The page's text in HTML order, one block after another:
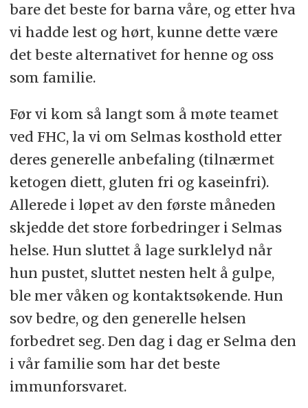
bare det beste for barna våre, og etter hva
vi hadde lest og hørt, kunne dette være
det beste alternativet for henne og oss
som familie.
Før vi kom så langt som å møte teamet
ved FHC, la vi om Selmas kosthold etter
deres generelle anbefaling (tilnærmet
ketogen diett, gluten fri og kaseinfri).
Allerede i løpet av den første måneden
skjedde det store forbedringer i Selmas
helse. Hun sluttet å lage surklelyd når
hun pustet, sluttet nesten helt å gulpe,
ble mer våken og kontaktsøkende. Hun
sov bedre, og den generelle helsen
forbedret seg. Den dag i dag er Selma den
i vår familie som har det beste
immunforsvaret.